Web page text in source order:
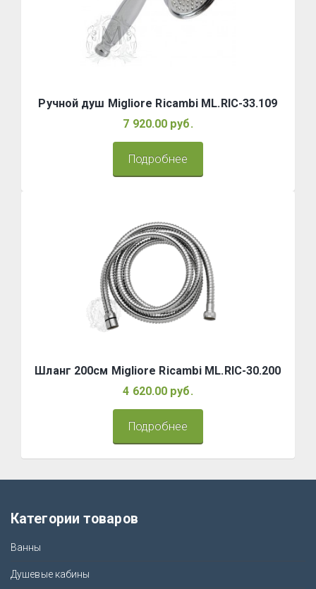
Ручной душ Migliore Ricambi ML.RIC-33.109
7 920.00 руб.
Подробнее
Шланг 200см Migliore Ricambi ML.RIC-30.200
4 620.00 руб.
Подробнее
Категории товаров
Ванны
Душевые кабины